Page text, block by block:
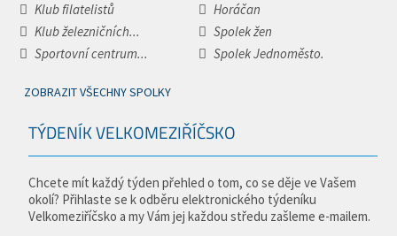
Klub filatelistů
Horáčan
Klub železničních...
Spolek žen
Sportovní centrum...
Spolek Jednoměsto.
ZOBRAZIT VŠECHNY SPOLKY
TÝDENÍK VELKOMEZIŘÍČSKO
Chcete mít každý týden přehled o tom, co se děje ve Vašem
okolí? Přihlaste se k odběru elektronického týdeníku
Velkomeziříčsko a my Vám jej každou středu zašleme e-mailem.